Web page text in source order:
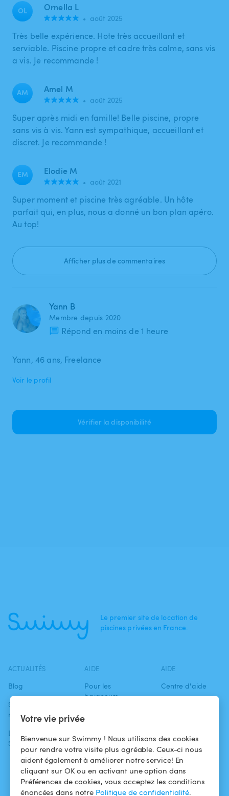
Votre vie privée
Bienvenue sur Swimmy ! Nous utilisons des cookies
pour rendre votre visite plus agréable. Ceux-ci nous
aident également à améliorer notre service! En
cliquant sur OK ou en activant une option dans
Préférences de cookies, vous acceptez les conditions
énoncées dans notre Politique de confidentialité.
OL Ornella L
• août 2025
Très belle expérience. Hote très accueillant et
serviable. Piscine propre et cadre très calme, sans vis
a vis. Je recommande !
AM Amel M
• août 2025
Super après midi en famille! Belle piscine, propre
sans vis à vis. Yann est sympathique, accueillant et
discret. Je recommande !
EM Elodie M
• août 2021
Super moment et piscine très agréable. Un hôte
parfait qui, en plus, nous a donné un bon plan apéro.
Au top!
Afficher plus de commentaires
Yann B
Membre depuis 2020
Répond en moins de 1 heure
Yann, 46 ans, Freelance
Voir le profil
Vérifier la disponibilité
Le premier site de location de
piscines privées en France.
ACTUALITÉS
Blog
Swimmy dans les
médias
L'aventure
Swimmy
AIDE
Pour les
baigneurs
Louer ma piscine
Comment ça
marche ?
AIDE
Centre d'aide
confidentialité
Mentions légales